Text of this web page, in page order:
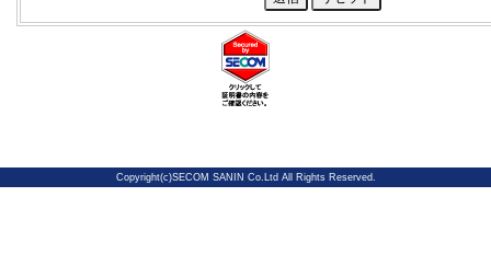
Copyright(c)SECOM SANIN Co.Ltd All Rights Reserved.